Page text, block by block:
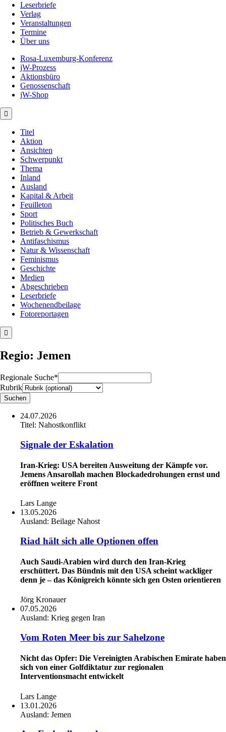
Leserbriefe
Verlag
Veranstaltungen
Termine
Über uns
Rosa-Luxemburg-Konferenz
jW-Prozess
Aktionsbüro
Genossenschaft
jW-Shop
Titel
Aktion
Ansichten
Schwerpunkt
Thema
Inland
Ausland
Kapital & Arbeit
Feuilleton
Sport
Politisches Buch
Betrieb & Gewerkschaft
Antifaschismus
Natur & Wissenschaft
Feminismus
Geschichte
Medien
Abgeschrieben
Leserbriefe
Wochenendbeilage
Fotoreportagen
Regio: Jemen
Regionale Suche*
Rubrik
24.07.2026
Titel: Nahostkonflikt
Signale der Eskalation
Iran-Krieg: USA bereiten Ausweitung der Kämpfe vor.
Jemens Ansarollah machen Blockadedrohungen ernst und
eröffnen weitere Front
Lars Lange
13.05.2026
Ausland: Beilage Nahost
Riad hält sich alle Optionen offen
Auch Saudi-Arabien wird durch den Iran-Krieg
erschüttert. Das Bündnis mit den USA scheint wackliger
denn je – das Königreich könnte sich gen Osten orientieren
Jörg Kronauer
07.05.2026
Ausland: Krieg gegen Iran
Vom Roten Meer bis zur Sahelzone
Nicht das Opfer: Die Vereinigten Arabischen Emirate haben
sich von einer Golfdiktatur zur regionalen
Interventionsmacht entwickelt
Lars Lange
13.01.2026
Ausland: Jemen